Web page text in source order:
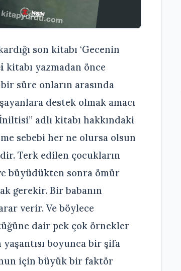
son kitabı ‘Gecenin
kitabı yazmadan önce
süre onların arasında
destek olmak amacı
adlı kitabı hakkındaki
sebebi her ne olursa olsun
Terk edilen çocukların
büyüdükten sonra ömür
gerekir. Bir babanın
verir. Ve böylece
dair pek çok örnekler
boyunca bir şifa
için büyük bir faktör